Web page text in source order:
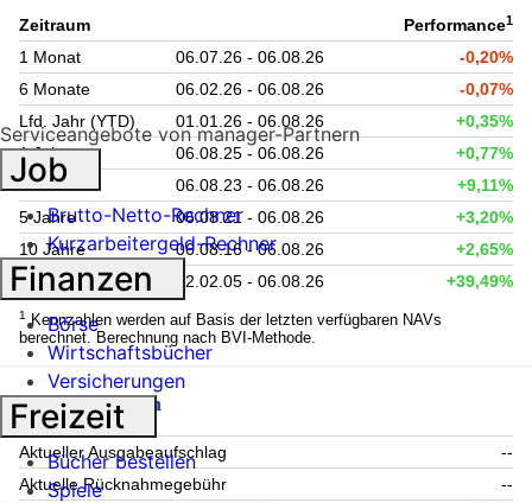
Zeitraum Performance1
1 Monat 06.07.26 - 06.08.26
-0,20%
6 Monate
06.02.26 - 06.08.26
-0,07%
Lfd. Jahr (YTD)
01.01.26 - 06.08.26
+0,35%
1 Jahr
06.08.25 - 06.08.26
+0,77%
3 Jahre
06.08.23 - 06.08.26
+9,11%
5 Jahre
06.08.21 - 06.08.26
+3,20%
10 Jahre
06.08.16 - 06.08.26
+2,65%
seit Auflage
22.02.05 - 06.08.26 +39,49%
1 Kennzahlen werden auf Basis der letzten verfügbaren NAVs
berechnet. Berechnung nach BVI-Methode.
Fondsgebühren
Aktueller Ausgabeaufschlag
--
Aktuelle Rücknahmegebühr
--
Serviceangebote von manager-Partnern
Job
Brutto-Netto-Rechner
Kurzarbeitergeld-Rechner
Finanzen
Börse
Wirtschaftsbücher
Versicherungen
Freizeit
Bücher bestellen
Spiele